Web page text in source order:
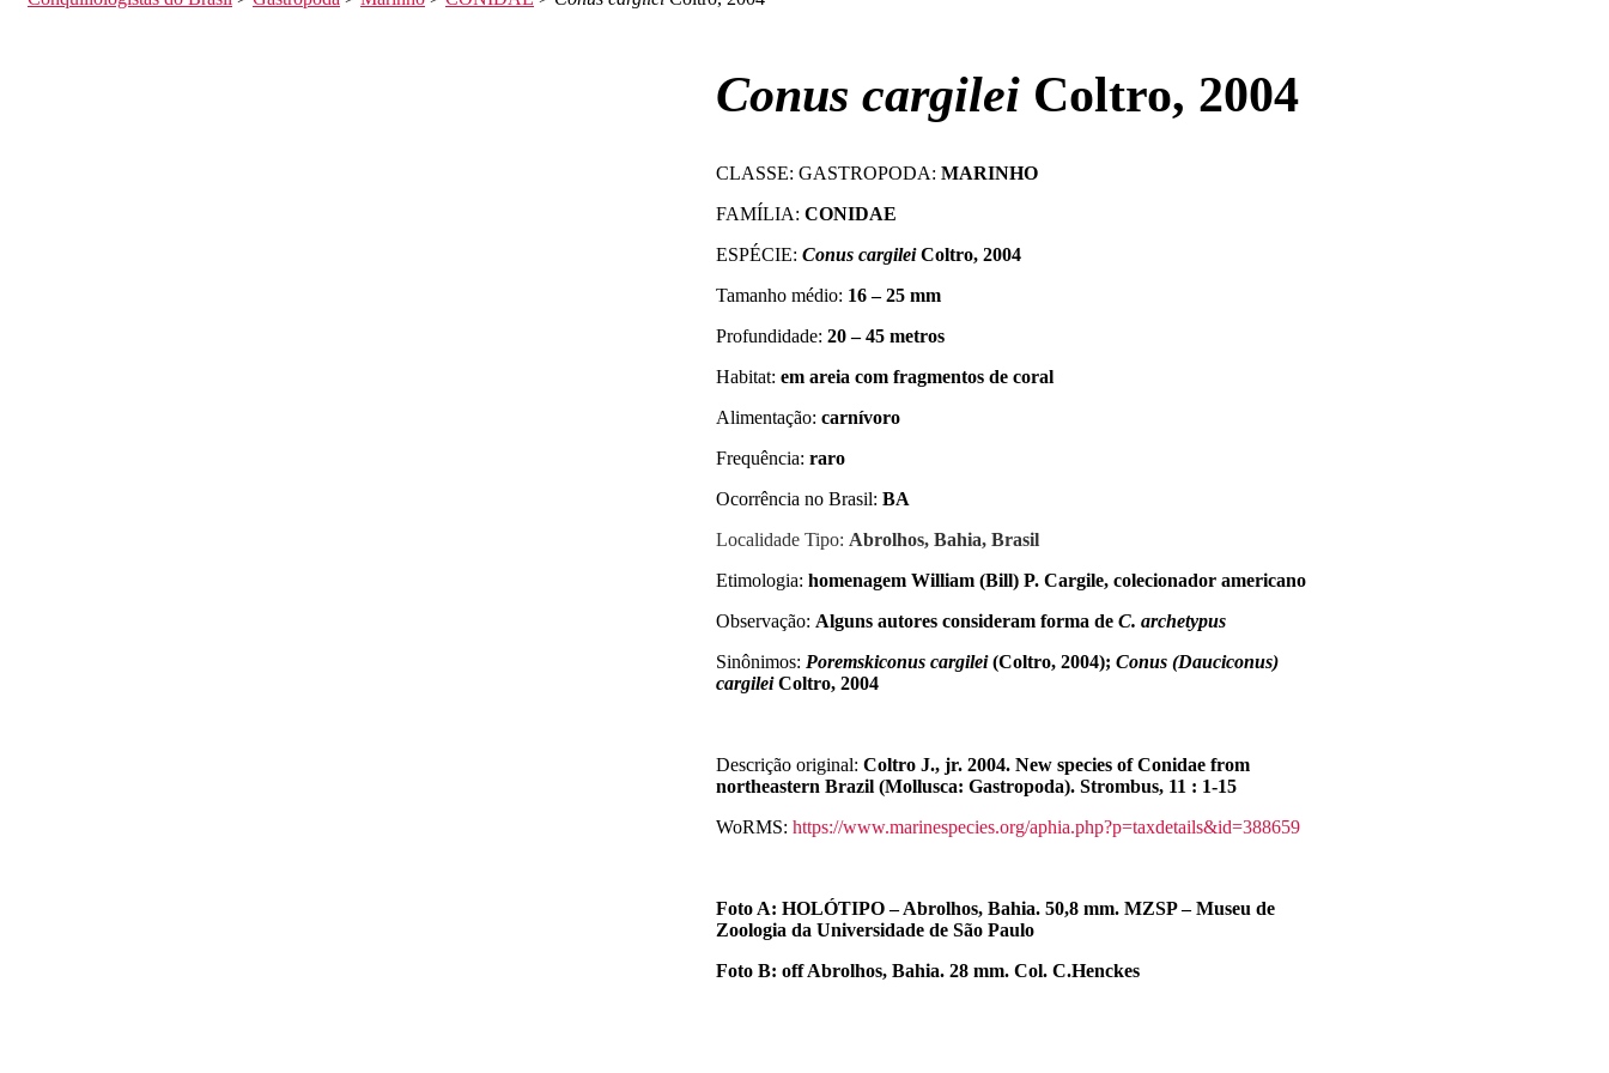
Conus cargilei Coltro, 2004
CLASSE: GASTROPODA: MARINHO
FAMÍLIA: CONIDAE
ESPÉCIE: Conus cargileiColtro, 2004
Tamanho médio: 16 – 25 mm
Profundidade: 20 – 45 metros
Habitat: em areia com fragmentos de coral
Alimentação: carnívoro
Frequência: raro
Ocorrência no Brasil: BA
Localidade Tipo: Abrolhos, Bahia, Brasil
Etimologia: homenagem William (Bill) P. Cargile, colecionador americano
Observação: Alguns autores consideram forma de C. archetypus
Sinônimos: Poremskiconus cargilei (Coltro, 2004); Conus (Dauciconus)
cargilei Coltro, 2004
Descrição original: Coltro J., jr. 2004. New species of Conidae from
northeastern Brazil (Mollusca: Gastropoda). Strombus, 11 : 1-15
WoRMS: https://www.marinespecies.org/aphia.php?p=taxdetails&id=388659
Foto A: HOLÓTIPO – Abrolhos, Bahia. 50,8 mm. MZSP – Museu de
Zoologia da Universidade de São Paulo
Foto B: off Abrolhos, Bahia. 28 mm. Col. C.Henckes